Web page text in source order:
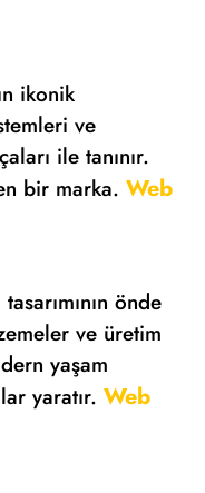
ikonik
ve
ile tanınır.
bir marka. Web
önde
ve üretim
yaşam
yaratır. Web